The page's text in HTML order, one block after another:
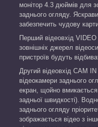
монітор 4.3 дюймів для
заднього огляду.
забезпечить чудову
Перший відеовхід
зовнішніх джерел
пристроїв будуть
Другий відеовхід CAM
відеокамери заднього
екран, щойно вмикається
задньої швидкості).
заднього огляду
зображається відео з